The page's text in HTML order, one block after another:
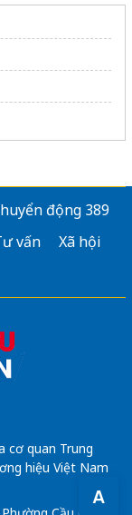
A
động 389
vấn
Xã hội
cơ quan Trung
hiệu Việt Nam